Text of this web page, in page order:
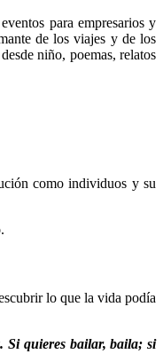
para empresarios y
de los viajes y de los
niño, poemas, relatos
como individuos y su
lo que la vida podía
Si quieres bailar, baila; si